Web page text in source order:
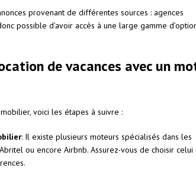
provenant de différentes sources : agences
possible d’avoir accès à une large gamme
de vacances avec un
voici les étapes à suivre :
: Il existe plusieurs moteurs spécialisés dans les
ou encore Airbnb. Assurez-vous de choisir celui